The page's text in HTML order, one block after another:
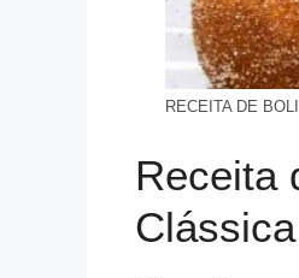
RECEITA DE
Receita